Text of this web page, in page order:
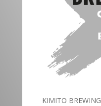
KIMITO BREWING